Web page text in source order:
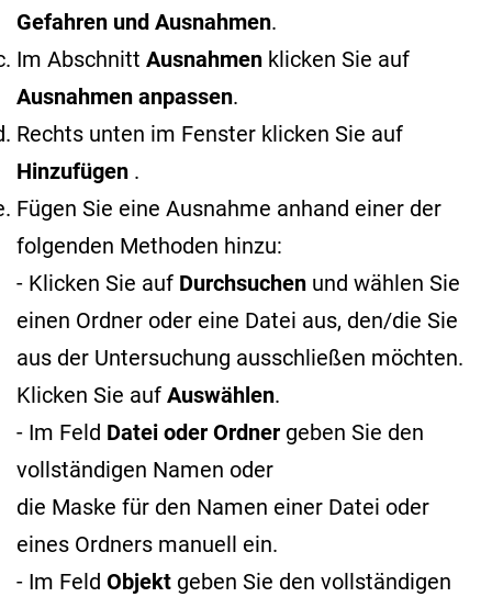
Gefahren und Ausnahmen.
Im Abschnitt Ausnahmen klicken Sie auf
Ausnahmen anpassen.
Rechts unten im Fenster klicken Sie auf
Hinzufügen .
Fügen Sie eine Ausnahme anhand einer der
folgenden Methoden hinzu:
- Klicken Sie auf Durchsuchen und wählen Sie
einen Ordner oder eine Datei aus, den/die Sie
aus der Untersuchung ausschließen möchten.
Klicken Sie auf Auswählen.
- Im Feld Datei oder Ordner geben Sie den
vollständigen Namen oder
die Maske für den Namen einer Datei oder
eines Ordners manuell ein.
- Im Feld Objekt geben Sie den vollständigen